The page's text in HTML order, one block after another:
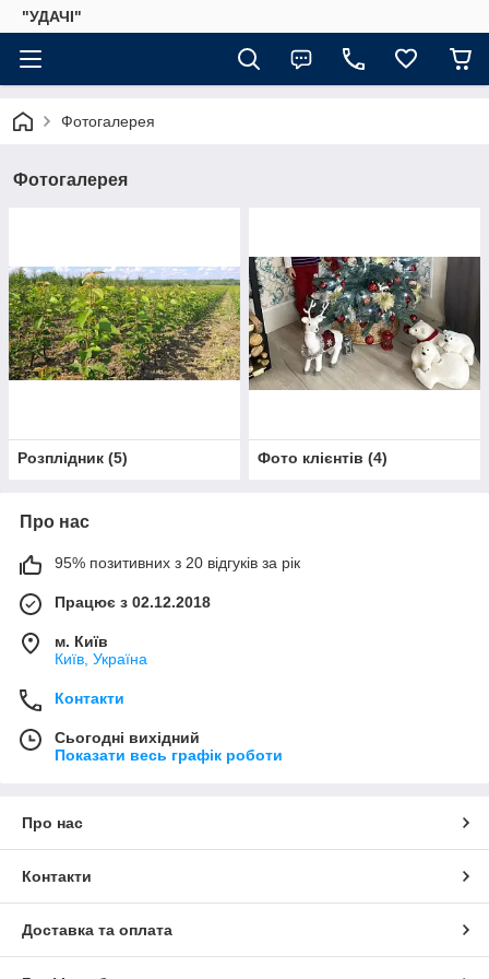
"УДАЧІ"
Фотогалерея
Фотогалерея
Розплідник (5) Фото клієнтів (4)
Про нас
95% позитивних з 20 відгуків за рік
Працює з 02.12.2018
м. Київ
Київ, Україна
Контакти
Сьогодні вихідний
Показати весь графік роботи
Про нас
Контакти
Доставка та оплата